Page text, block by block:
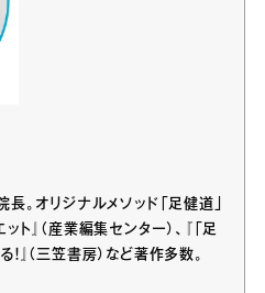
。オリジナルメソッド「足健道」
ト』（産業編集センター）、『「足
』（三笠書房）など著作多数。